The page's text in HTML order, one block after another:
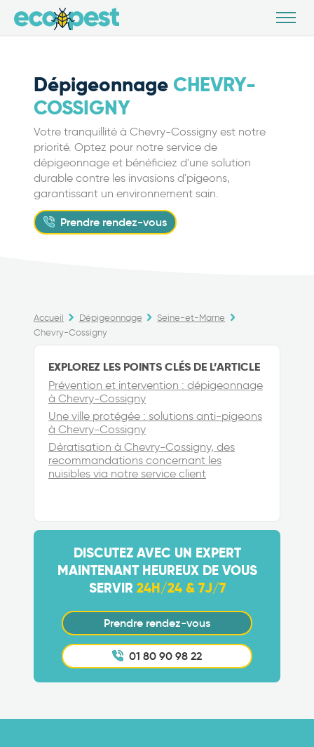
Dépigeonnage CHEVRY-
COSSIGNY
Votre tranquillité à Chevry-Cossigny est notre
priorité. Optez pour notre service de
dépigeonnage et bénéficiez d'une solution
durable contre les invasions d'pigeons,
garantissant un environnement sain.
Prendre rendez-vous
Accueil Dépigeonnage
Seine-et-Marne
Chevry-Cossigny
EXPLOREZ LES POINTS CLÉS DE L’ARTICLE
Prévention et intervention : dépigeonnage
à Chevry-Cossigny
Une ville protégée : solutions anti-pigeons
à Chevry-Cossigny
Dératisation à Chevry-Cossigny, des
recommandations concernant les
nuisibles via notre service client
DISCUTEZ AVEC UN EXPERT
MAINTENANT HEUREUX DE VOUS
SERVIR 24H/24 & 7J/7
Prendre rendez-vous
01 80 90 98 22